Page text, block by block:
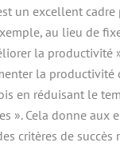
un excellent
au lieu de
la productivité
la productivité
en réduisant le
». Cela donne aux
critères de succès